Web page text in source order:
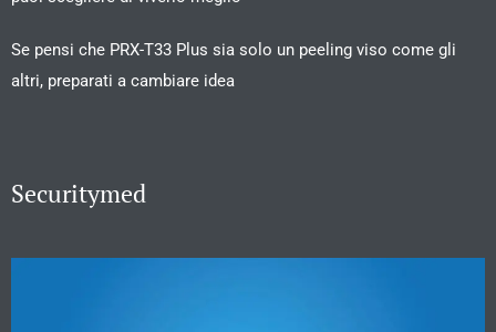
Se pensi che PRX-T33 Plus sia solo un peeling viso come gli
altri, preparati a cambiare idea
Securitymed